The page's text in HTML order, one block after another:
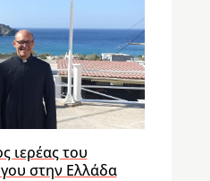
ιερέας του
στην Ελλάδα